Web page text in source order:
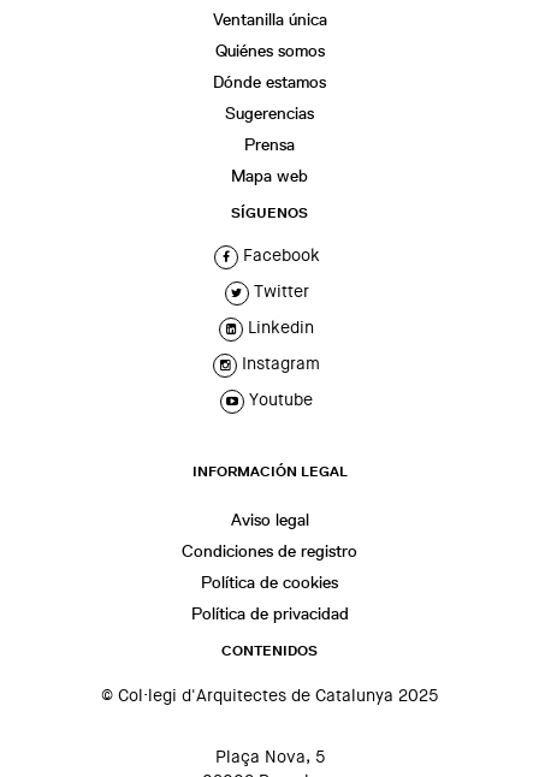
Ventanilla única
Quiénes somos
Dónde estamos
Sugerencias
Prensa
Mapa web
SÍGUENOS
Facebook
Twitter
Linkedin
Instagram
Youtube
INFORMACIÓN LEGAL
Aviso legal
Condiciones de registro
Política de cookies
Política de privacidad
CONTENIDOS
© Col·legi d'Arquitectes de Catalunya 2025
Plaça Nova, 5